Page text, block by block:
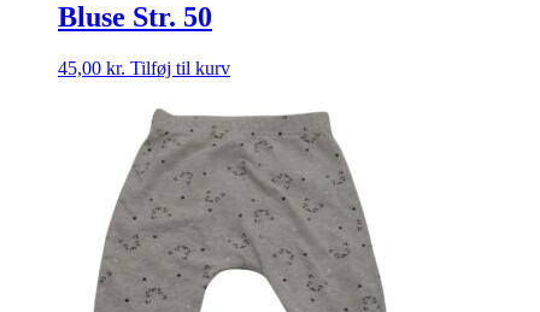
Bluse Str. 50
45,00 kr. Tilføj til kurv